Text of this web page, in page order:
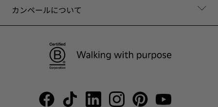
カンペールについて